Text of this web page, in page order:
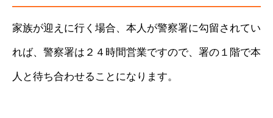
家族が迎えに行く場合、本人が警察署に勾留されてい
れば、警察署は２４時間営業ですので、署の１階で本
人と待ち合わせることになります。